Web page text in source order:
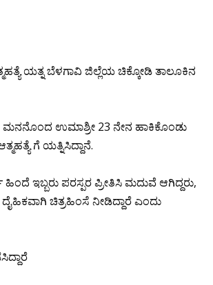
ಯತ್ನ ಬೆಳಗಾವಿ ಜಿಲ್ಲೆಯ ಚಿಕ್ಕೋಡಿ ತಾಲೂಕಿನ
ಮನನೊಂದ ಉಮಾಶ್ರೀ 23 ನೇನ ಹಾಕಿಕೊಂಡು
ಗೆ ಯತ್ನಿಸಿದ್ದಾನೆ.
ಇಬ್ಬರು ಪರಸ್ಪರ ಪ್ರೀತಿಸಿ ಮದುವೆ ಆಗಿದ್ದರು,
ಚಿತ್ರಹಿಂಸೆ ನೀಡಿದ್ದಾರೆ ಎಂದು